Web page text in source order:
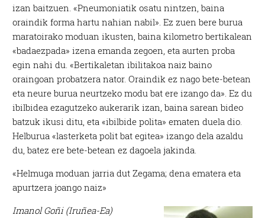
izan baitzuen. «Pneumoniatik osatu nintzen, baina
oraindik forma hartu nahian nabil». Ez zuen bere burua
maratoirako moduan ikusten, baina kilometro bertikalean
«badaezpada» izena emanda zegoen, eta aurten proba
egin nahi du. «Bertikaletan ibilitakoa naiz baino
oraingoan probatzera nator. Oraindik ez nago bete-betean
eta neure burua neurtzeko modu bat ere izango da». Ez du
ibilbidea ezagutzeko aukerarik izan, baina sarean bideo
batzuk ikusi ditu, eta «ibilbide polita» ematen duela dio.
Helburua «lasterketa polit bat egitea» izango dela azaldu
du, batez ere bete-betean ez dagoela jakinda.
«Helmuga moduan jarria dut Zegama; dena ematera eta
apurtzera joango naiz»
Imanol Goñi (Iruñea-Ea)